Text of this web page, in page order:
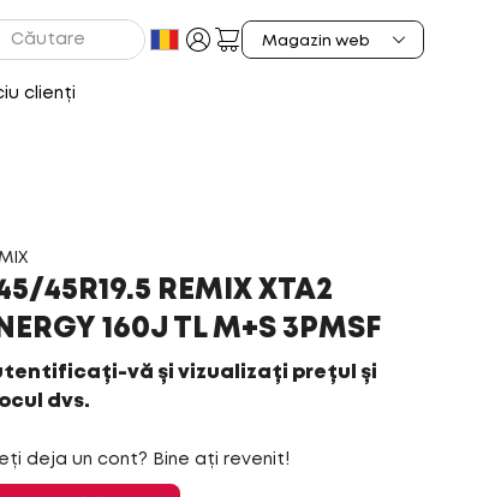
clienți
45R19.5 REMIX XTA2
160J TL M+S 3PMSF
vă și vizualizați prețul și
dvs.
deja un cont? Bine ați revenit!